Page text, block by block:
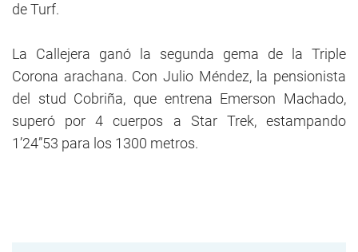
de Turf.
La Callejera ganó la segunda gema de la Triple
Corona arachana. Con Julio Méndez, la pensionista
del stud Cobriña, que entrena Emerson Machado,
superó por 4 cuerpos a Star Trek, estampando
1’24”53 para los 1300 metros.